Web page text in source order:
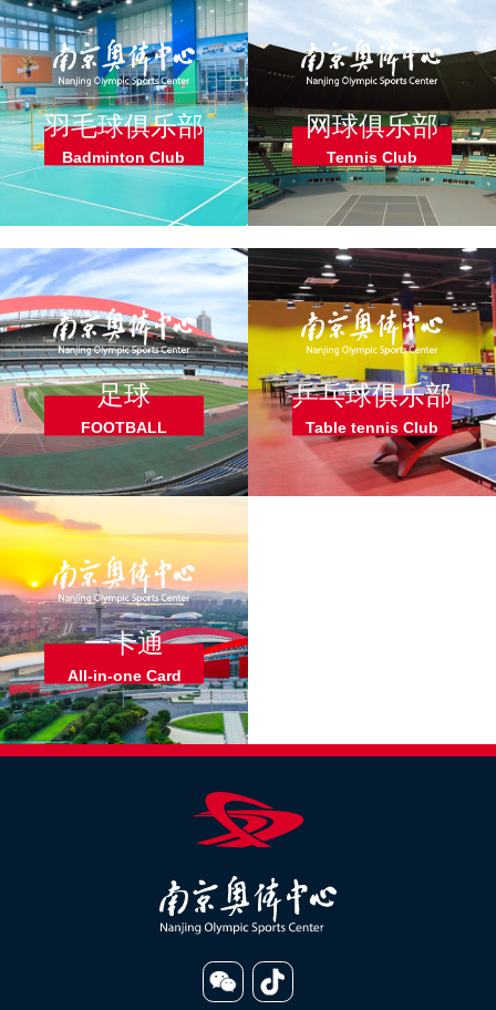
羽毛球俱乐部
Badminton Club
网球俱乐部
Tennis Club
足球
FOOTBALL
乒乓球俱乐部
Table tennis Club
一卡通
All-in-one Card